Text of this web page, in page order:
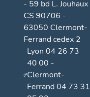
- 59 bd L. Jouhaux
CS 90706 -
63050 Clermont-
Ferrand cedex 2
Lyon 04 26 73
40 00 -
Clermont-
Ferrand 04 73 31